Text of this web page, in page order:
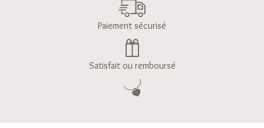
Paiement sécurisé
Satisfait ou remboursé